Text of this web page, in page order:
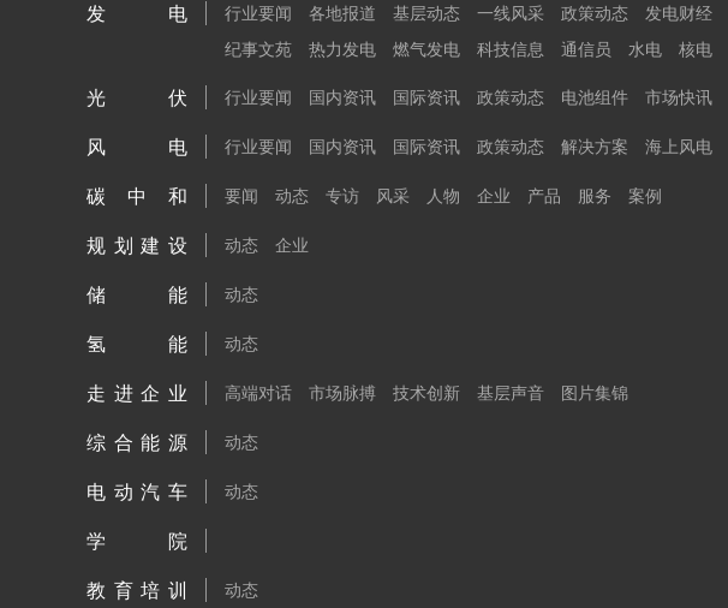
发电 行业要闻 各地报道 基层动态 一线风采 政策动态 发电财经
纪事文苑
热力发电 燃气发电 科技信息 通信员 水电 核电
光伏 行业要闻 国内资讯 国际资讯 政策动态 电池组件 市场快讯
风电 行业要闻 国内资讯 国际资讯 政策动态 解决方案 海上风电
碳中和 要闻 动态 专访 风采 人物 企业 产品 服务 案例
规划建设 动态 企业
储能 动态
氢能 动态
走进企业 高端对话 市场脉搏 技术创新 基层声音 图片集锦
综合能源 动态
电动汽车 动态
学院
教育培训 动态